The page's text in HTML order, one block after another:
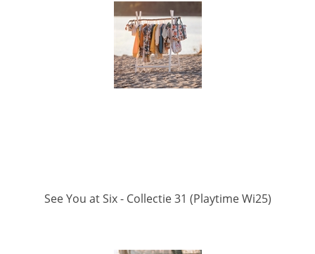
See You at Six - Collectie 31 (Playtime Wi25)